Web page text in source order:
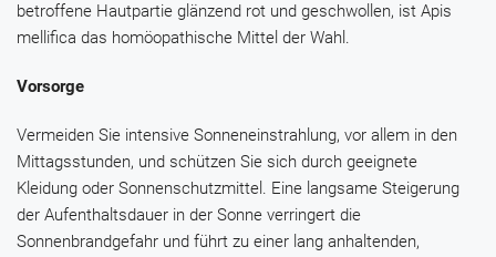
betroffene Hautpartie glänzend rot und geschwollen, ist Apis
mellifica das homöopathische Mittel der Wahl.
Vorsorge
Vermeiden Sie intensive Sonneneinstrahlung, vor allem in den
Mittagsstunden, und schützen Sie sich durch geeignete
Kleidung oder Sonnenschutzmittel. Eine langsame Steigerung
der Aufenthaltsdauer in der Sonne verringert die
Sonnenbrandgefahr und führt zu einer lang anhaltenden,